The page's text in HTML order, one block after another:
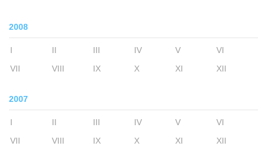
2008
I II III IV V
VI
VII
VIII IX X XI XII
2007
I II III IV V
VI
VII
VIII IX X XI XII